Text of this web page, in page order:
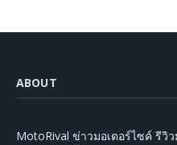
ABOUT
MotoRival ข่าวมอเตอร์ไซค์ รีวิ